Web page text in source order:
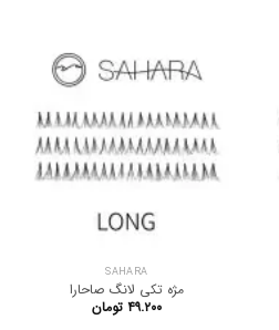
SAHARA
مژه تکی لانگ صاحارا
۴۹.۲۰۰ تومان